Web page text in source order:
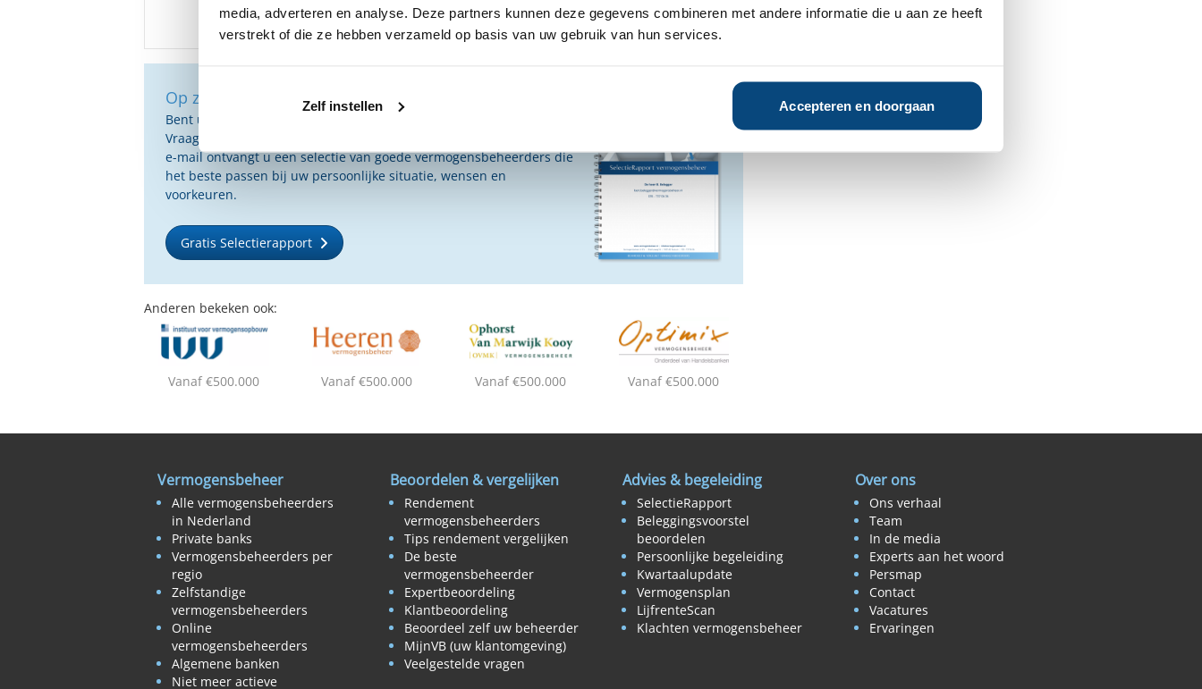
media, adverteren en analyse. Deze partners kunnen deze gegevens combineren met andere informatie die u aan ze heeft
verstrekt of die ze hebben verzameld op basis van uw gebruik van hun services.
Zelf instellen Accepteren en doorgaan
Nee
Ja
Op zoek naar de beste vermogensbeheerder?
Bent u op zoek naar de voor u beste vermogensbeheerder?
Vraag dan gratis en geheel vrijblijvend een SelectieRapport aan. Per
e-mail ontvangt u een selectie van goede vermogensbeheerders die
het beste passen bij uw persoonlijke situatie, wensen en
voorkeuren.
Gratis Selectierapport
Anderen bekeken ook:
Vanaf €500.000 Vanaf €500.000 Vanaf €500.000 Vanaf €500.000
Vermogensbeheer
Alle vermogensbeheerders
in Nederland
Private banks
Vermogensbeheerders per
regio
Zelfstandige
vermogensbeheerders
Online
vermogensbeheerders
Algemene banken
Niet meer actieve
Beoordelen & vergelijken
Rendement
vermogensbeheerders
Tips rendement vergelijken
De beste
vermogensbeheerder
Expertbeoordeling
Klantbeoordeling
Beoordeel zelf uw beheerder
MijnVB (uw klantomgeving)
Veelgestelde vragen
Advies & begeleiding
SelectieRapport
Beleggingsvoorstel
beoordelen
Persoonlijke begeleiding
Kwartaalupdate
Vermogensplan
LijfrenteScan
Klachten vermogensbeheer
Over ons
Ons verhaal
Team
In de media
Experts aan het woord
Persmap
Contact
Vacatures
Ervaringen